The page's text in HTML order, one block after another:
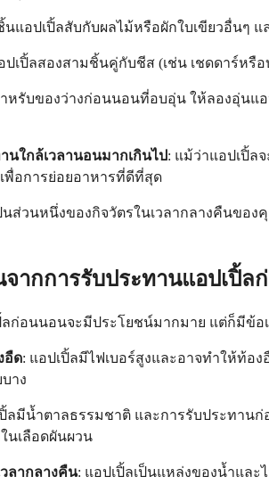
นแอปเปิ้ลสับกับผลไม้หรือผักใบเขียวอื่นๆ
ปเปิ้ลสองสามชิ้นคู่กับชีส (เช่น เชดดาร์หรื
หรับของว่างก่อนนอนที่อบอุ่น ให้ลองอุ่นแ
นใกล้เวลานอนมากเกินไป: แม้ว่าแอปเปิ้ล
พื่อการย่อยอาหารที่ดีที่สุด
นส่วนหนึ่งของกิจวัตรในเวลากลางคืนข
จากการรับประทานแอปเปิ้ล
ก่อนนอนจะมีประโยชน์มากมาย แต่ก็มีข้อ
อืด: แอปเปิ้ลมีไฟเบอร์สูงและอาจทำให้ท้อ
าง
ปิ้ลมีน้ำตาลธรรมชาติ และการรับประทาน
นเลือดผันผวน
ลากลางคืน: แอปเปิ้ลเป็นแหล่งของน้ำและ